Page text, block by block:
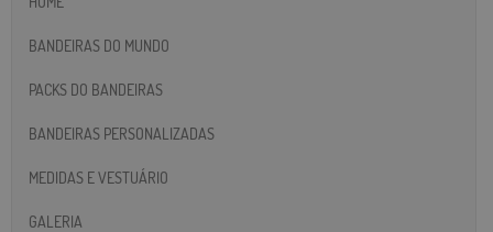
BANDEIRAS DO MUNDO
PACKS DO BANDEIRAS
BANDEIRAS PERSONALIZADAS
MEDIDAS E VESTUÁRIO
GALERIA